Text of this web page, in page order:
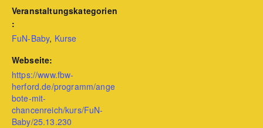
Veranstaltungskategorien
:
FuN-Baby, Kurse
Webseite:
https://www.fbw-
herford.de/programm/ange
bote-mit-
chancenreich/kurs/FuN-
Baby/25.13.230